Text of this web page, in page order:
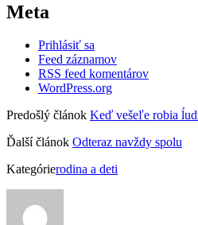
Meta
Prihlásiť sa
Feed záznamov
RSS feed komentárov
WordPress.org
Predošlý článok Keď vešeľe robia
Ďalší článok Odteraz navždy spolu
Kategórierodina a deti